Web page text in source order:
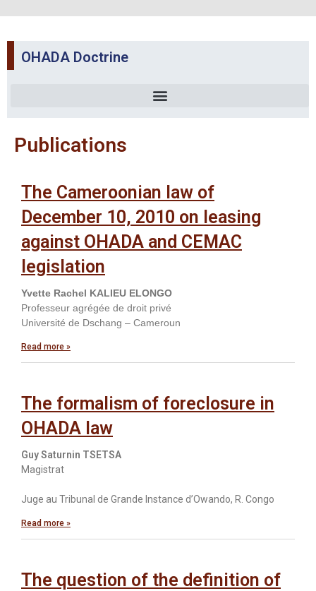
OHADA Doctrine
Publications
The Cameroonian law of
December 10, 2010 on leasing
against OHADA and CEMAC
legislation
Yvette Rachel KALIEU ELONGO
Professeur agrégée de droit privé
Université de Dschang – Cameroun
Read more »
The formalism of foreclosure in
OHADA law
Guy Saturnin TSETSA
Magistrat
Juge au Tribunal de Grande Instance d’Owando, R. Congo
Read more »
The question of the definition of